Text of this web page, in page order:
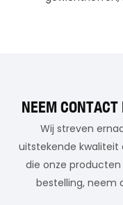
NEEM
Wij streven
uitstekende kwaliteit
die onze
bestelling, neem